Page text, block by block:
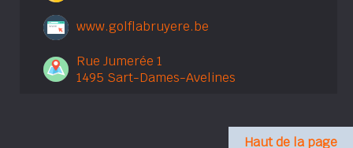
www.golflabruyere.be
Rue Jumerée 1
1495 Sart-Dames-Avelines
Haut de la page